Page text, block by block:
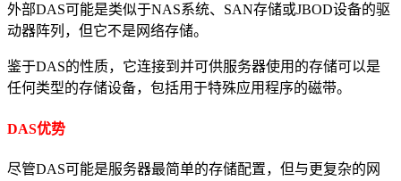
外部DAS可能是类似于NAS系统、SAN存储或JBOD设备的驱
动器阵列，但它不是网络存储。
鉴于DAS的性质，它连接到并可供服务器使用的存储可以是
任何类型的存储设备，包括用于特殊应用程序的磁带。
DAS优势
尽管DAS可能是服务器最简单的存储配置，但与更复杂的网